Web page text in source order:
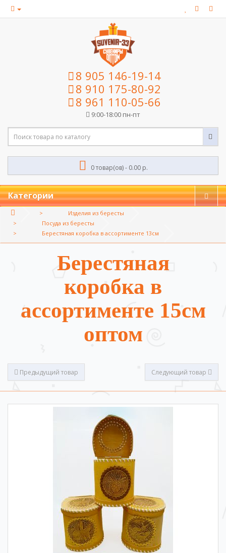
8 905 146-19-14
8 910 175-80-92
8 961 110-05-66
9:00-18:00 пн-пт
0 товар(ов) - 0.00 р.
Категории
Изделия из бересты
Посуда из бересты
Берестяная коробка в ассортименте 13см
Берестяная
коробка в
ассортименте 15см
оптом
Предыдущий товар Следующий товар